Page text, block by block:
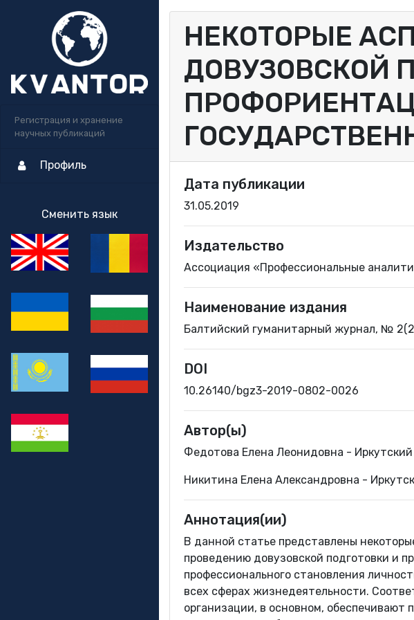
Регистрация и хранение
научных публикаций
Профиль
Сменить язык
НЕКОТОРЫЕ
ДОВУЗОВСКОЙ
Дата публикации
31.05.2019
Издательство
Ассоциация «Профессиональные
Наименование издания
Балтийский гуманитарный журнал, №
DOI
10.26140/bgz3-2019-0802-0026
Автор(ы)
Федотова Елена Леонидовна -
Никитина Елена Александровна -
Аннотация(ии)
В данной статье представлены
проведению довузовской подготовки и
профессионального становления
всех сферах жизнедеятельности.
организации, в основном, обеспечивают